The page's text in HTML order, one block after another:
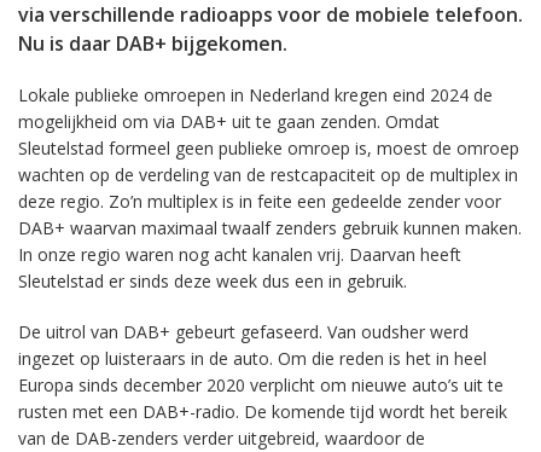
via verschillende radioapps voor de mobiele telefoon.
Nu is daar DAB+ bijgekomen.
Lokale publieke omroepen in Nederland kregen eind 2024 de
mogelijkheid om via DAB+ uit te gaan zenden. Omdat
Sleutelstad formeel geen publieke omroep is, moest de omroep
wachten op de verdeling van de restcapaciteit op de multiplex in
deze regio. Zo’n multiplex is in feite een gedeelde zender voor
DAB+ waarvan maximaal twaalf zenders gebruik kunnen maken.
In onze regio waren nog acht kanalen vrij. Daarvan heeft
Sleutelstad er sinds deze week dus een in gebruik.
De uitrol van DAB+ gebeurt gefaseerd. Van oudsher werd
ingezet op luisteraars in de auto. Om die reden is het in heel
Europa sinds december 2020 verplicht om nieuwe auto’s uit te
rusten met een DAB+-radio. De komende tijd wordt het bereik
van de DAB-zenders verder uitgebreid, waardoor de